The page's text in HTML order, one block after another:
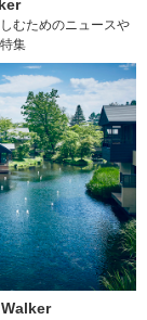
むためのニュースや
集